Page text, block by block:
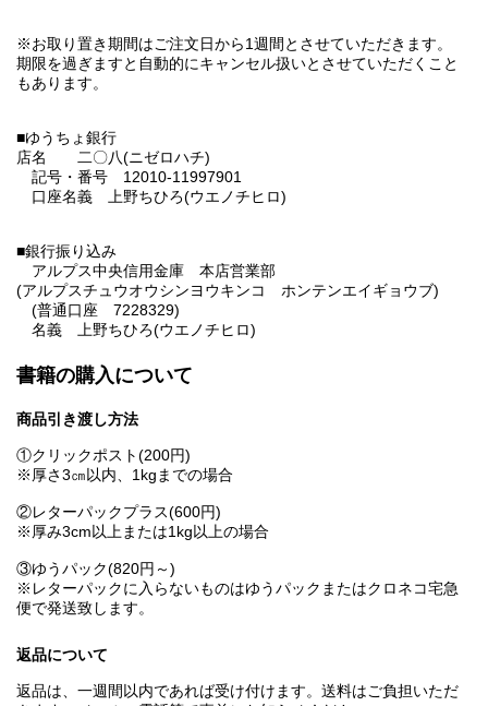
※お取り置き期間はご注文日から1週間とさせていただきます。
期限を過ぎますと自動的にキャンセル扱いとさせていただくこと
もあります。
■ゆうちょ銀行
店名 二〇八(ニゼロハチ)
記号・番号 12010-11997901
口座名義 上野ちひろ(ウエノチヒロ)
■銀行振り込み
アルプス中央信用金庫 本店営業部
(アルプスチュウオウシンヨウキンコ ホンテンエイギョウブ)
(普通口座 7228329)
名義 上野ちひろ(ウエノチヒロ)
書籍の購入について
商品引き渡し方法
①クリックポスト(200円)
※厚さ3㎝以内、1kgまでの場合
②レターパックプラス(600円)
※厚み3cm以上または1kg以上の場合
③ゆうパック(820円～)
※レターパックに入らないものはゆうパックまたはクロネコ宅急
便で発送致します。
返品について
返品は、一週間以内であれば受け付けます。送料はご負担いただ